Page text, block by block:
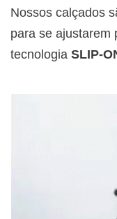
Nossos calçados
para se ajustarem
tecnologia SLIP-